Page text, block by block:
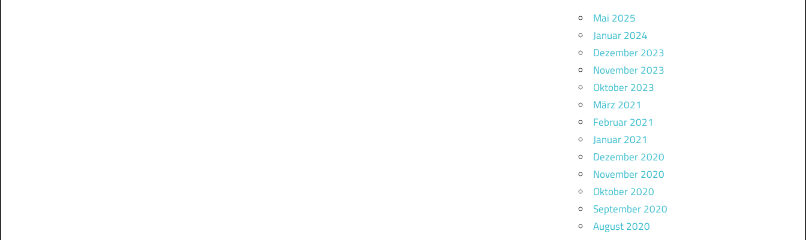
Mai 2025
Januar 2024
Dezember 2023
November 2023
Oktober 2023
März 2021
Februar 2021
Januar 2021
Dezember 2020
November 2020
Oktober 2020
September 2020
August 2020